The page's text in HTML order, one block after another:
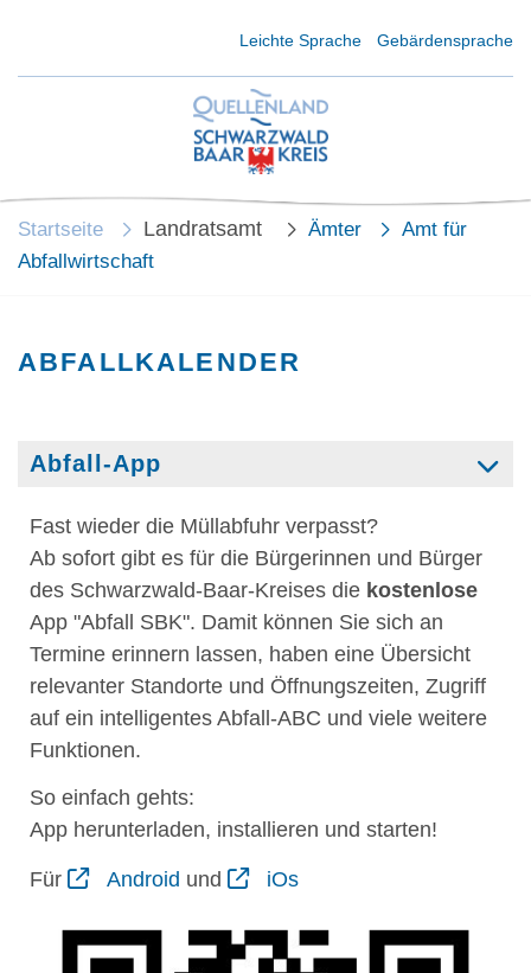
Leichte Sprache Gebärdensprache
Startseite Landratsamt Ämter
Amt für
Abfallwirtschaft
ABFALLKALENDER
Abfall-App
Fast wieder die Müllabfuhr verpasst?
Ab sofort gibt es für die Bürgerinnen und Bürger
des Schwarzwald-Baar-Kreises die kostenlose
App "Abfall SBK". Damit können Sie sich an
Termine erinnern lassen, haben eine Übersicht
relevanter Standorte und Öffnungszeiten, Zugriff
auf ein intelligentes Abfall-ABC und viele weitere
Funktionen.
So einfach gehts:
App herunterladen, installieren und starten!
Für Android und iOs